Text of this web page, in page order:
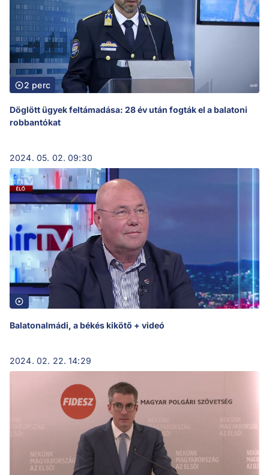
2 perc
Döglött ügyek feltámadása: 28 év után fogták el a balatoni
robbantókat
2024. 05. 02. 09:30
Balatonalmádi, a békés kikötő + videó
2024. 02. 22. 14:29